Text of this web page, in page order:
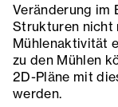
Veränderung im
Strukturen nicht
Mühlenaktivität
zu den Mühlen
2D-Pläne mit
werden.